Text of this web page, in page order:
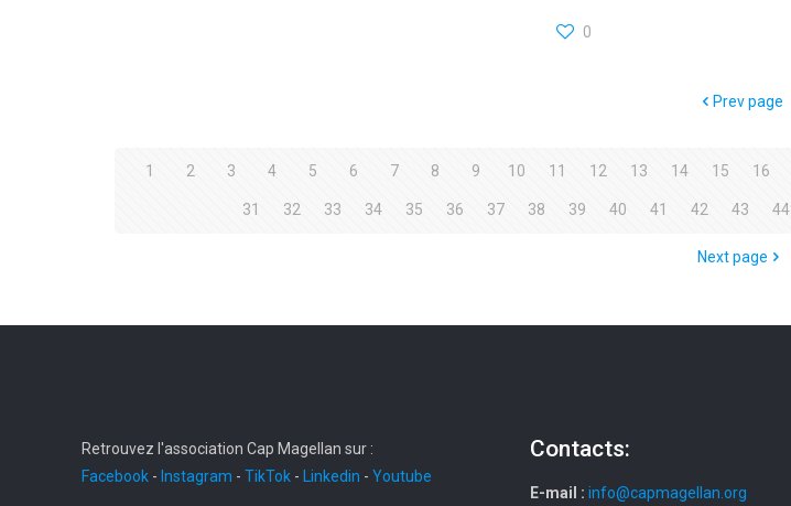
0
Prev page
1 2 3 4 5 6 7 8 9 10 11 12 13 14 15 16
31 32 33 34 35 36 37 38 39 40 41 42 43 44
Next page
Retrouvez l'association Cap Magellan sur :
Facebook - Instagram - TikTok - Linkedin - Youtube
Contacts:
E-mail : info@capmagellan.org